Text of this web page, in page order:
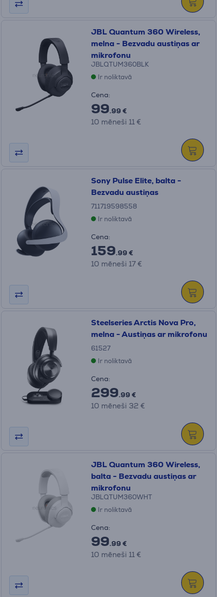
JBL Quantum 360 Wireless,
melna - Bezvadu austiņas ar
mikrofonu
JBLQTUM360BLK
Ir noliktavā
Cena:
99.99 €
10 mēneši 11 €
Sony Pulse Elite, balta -
Bezvadu austiņas
711719598558
Ir noliktavā
Cena:
159.99 €
10 mēneši 17 €
Steelseries Arctis Nova Pro,
melna - Austiņas ar mikrofonu
61527
Ir noliktavā
Cena:
299.99 €
10 mēneši 32 €
JBL Quantum 360 Wireless,
balta - Bezvadu austiņas ar
mikrofonu
JBLQTUM360WHT
Ir noliktavā
Cena:
99.99 €
10 mēneši 11 €